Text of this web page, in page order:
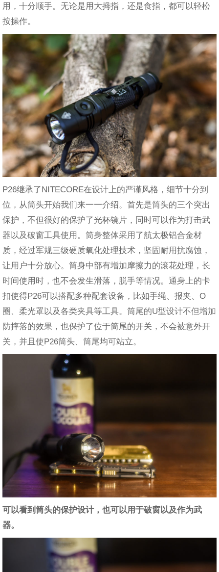
用，十分顺手。无论是用大拇指，还是食指，都可以轻松
按操作。
P26继承了NITECORE在设计上的严谨风格，细节十分到
位，从筒头开始我们来一一介绍。首先是筒头的三个突出
保护，不但很好的保护了光杯镜片，同时可以作为打击武
器以及破窗工具使用。筒身整体采用了航太极铝合金材
质，经过军规三级硬质氧化处理技术，坚固耐用抗腐蚀，
让用户十分放心。筒身中部有增加摩擦力的滚花处理，长
时间使用时，也不会发生滑落，脱手等情况。通身上的卡
扣使得P26可以搭配多种配套设备，比如手绳、报夹、O
圈、柔光罩以及各类夹具等工具。筒尾的U型设计不但增加
防摔落的效果，也保护了位于筒尾的开关，不会被意外开
关，并且使P26筒头、筒尾均可站立。
可以看到筒头的保护设计，也可以用于破窗以及作为武
器。